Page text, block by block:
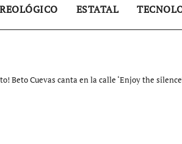
ESTATAL
Beto Cuevas canta en la calle ‘Enjoy the